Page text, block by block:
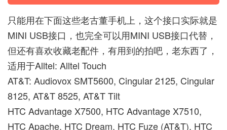
只能用在下面这些老古董手机上，这个接口实际就是
MINI USB接口，也完全可以用MINI USB接口代替，
但还有喜欢收藏老配件，有用到的拍吧，老东西了，
适用于Alltel: Alltel Touch
AT&T: Audiovox SMT5600, Cingular 2125, Cingular
8125, AT&T 8525, AT&T Tilt
HTC Advantage X7500, HTC Advantage X7510,
HTC Apache, HTC Dream, HTC Fuze (AT&T), HTC